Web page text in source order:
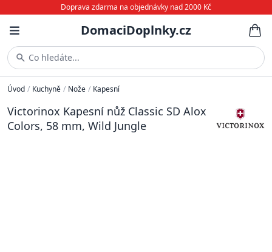
Doprava zdarma na objednávky nad 2000 Kč
DomaciDoplnky.cz
Co hledáte...
Úvod / Kuchyně / Nože / Kapesní
Victorinox Kapesní nůž Classic SD Alox
Colors, 58 mm, Wild Jungle